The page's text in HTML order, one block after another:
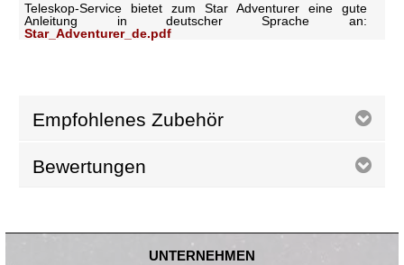
Teleskop-Service bietet zum Star Adventurer eine gute
Anleitung in deutscher Sprache an:
Star_Adventurer_de.pdf
Empfohlenes Zubehör
Bewertungen
UNTERNEHMEN